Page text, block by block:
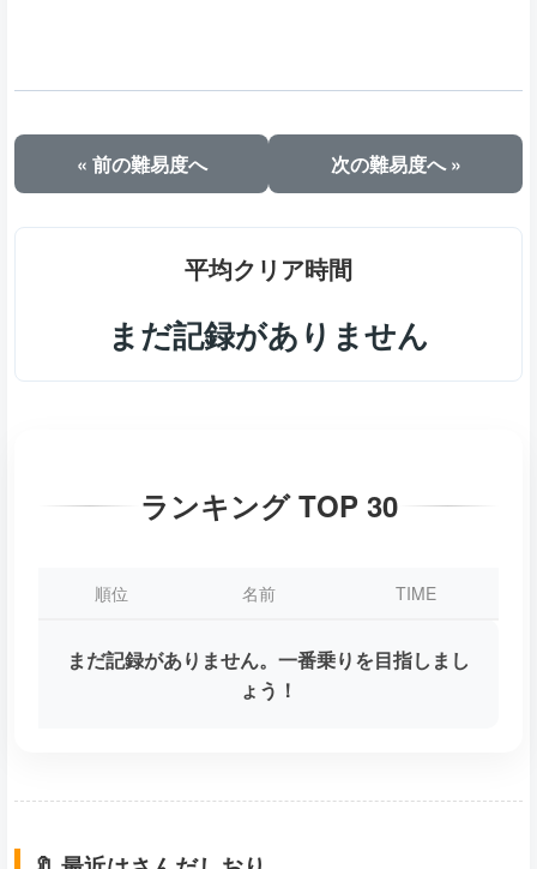
« 前の難易度へ 次の難易度へ »
平均クリア時間
まだ記録がありません
ランキング TOP 30
順位 名前 TIME
まだ記録がありません。一番乗りを目指しまし
ょう！